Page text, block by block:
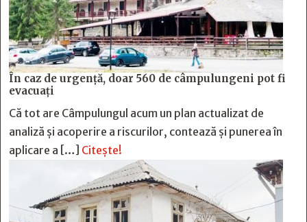
În caz de urgență, doar 560 de câmpulungeni pot fi
evacuați
Că tot are Câmpulungul acum un plan actualizat de
analiză și acoperire a riscurilor, contează și punerea în
aplicare a […] Citește!